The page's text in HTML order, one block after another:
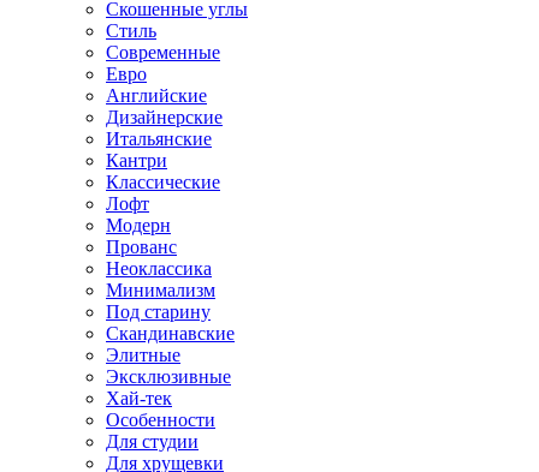
Скошенные углы
Стиль
Современные
Евро
Английские
Дизайнерские
Итальянские
Кантри
Классические
Лофт
Модерн
Прованс
Неоклассика
Минимализм
Под старину
Скандинавские
Элитные
Эксклюзивные
Хай-тек
Особенности
Для студии
Для хрущевки